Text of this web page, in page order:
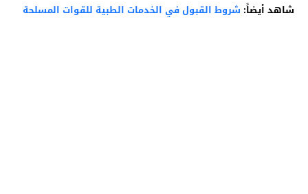
شاهد أيضاً: شروط القبول في الخدمات الطبية للقوات المسلحة